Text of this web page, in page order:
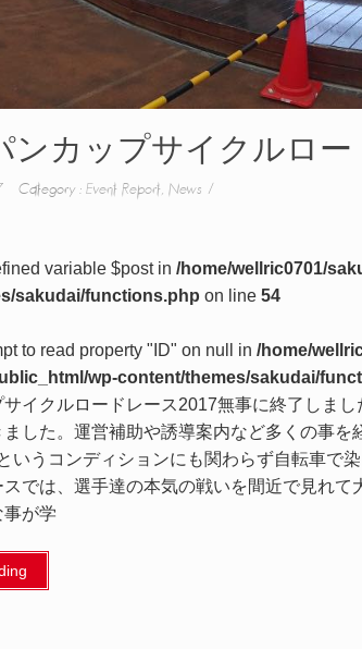
ンカップサイクルロー
Category : Event Report, News
variable $post in /home/wellric0701/
sakudai/functions.php on line 54
to read property "ID" on null in /home/
wp-content/themes/sakudai/
イクルロードレース2017無事に終了しま
ました。運営補助や誘導案内など多くの事
いうコンディションにも関わらず自転車で
スでは、選手達の本気の戦いを間近で見れ
事が学